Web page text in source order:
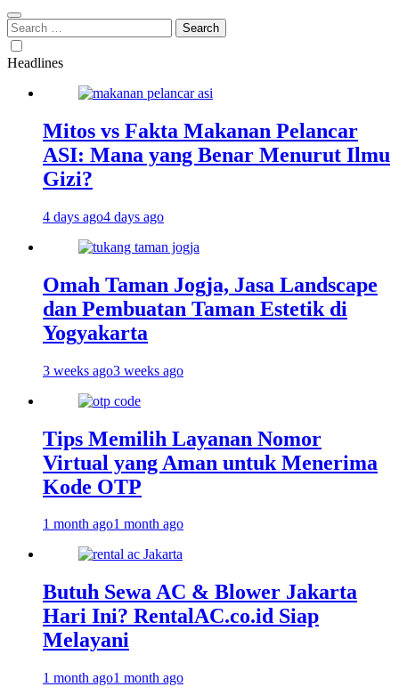
Search
for:
Headlines
Mitos vs Fakta Makanan Pelancar
ASI: Mana yang Benar Menurut Ilmu
Gizi?
4 days ago4 days ago
Omah Taman Jogja, Jasa Landscape
dan Pembuatan Taman Estetik di
Yogyakarta
3 weeks ago3 weeks ago
Tips Memilih Layanan Nomor
Virtual yang Aman untuk Menerima
Kode OTP
1 month ago1 month ago
Butuh Sewa AC & Blower Jakarta
Hari Ini? RentalAC.co.id Siap
Melayani
1 month ago1 month ago